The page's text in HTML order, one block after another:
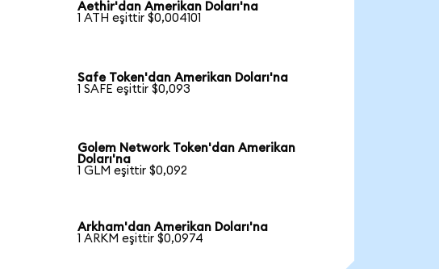
Aethir'dan Amerikan Doları'na
1 ATH eşittir $0,004101
Safe Token'dan Amerikan Doları'na
1 SAFE eşittir $0,093
Golem Network Token'dan Amerikan
Doları'na
1 GLM eşittir $0,092
Arkham'dan Amerikan Doları'na
1 ARKM eşittir $0,0974